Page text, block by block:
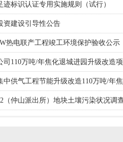
标识认证专用实施规则（试行）
资建设引导性公告
热电联产工程竣工环境保护验收公示
（仲山派出所）地块土壤污染状况调
告（2026）》
2026）
控制技术规范（试行）
点差异对比
范》GB/T 47193-2026
术规范》等2项国家生态环境标准
量类别划分技术指南
及答复
展零碳工厂建设工作的指导意见》
单编制指南（2025年版）》